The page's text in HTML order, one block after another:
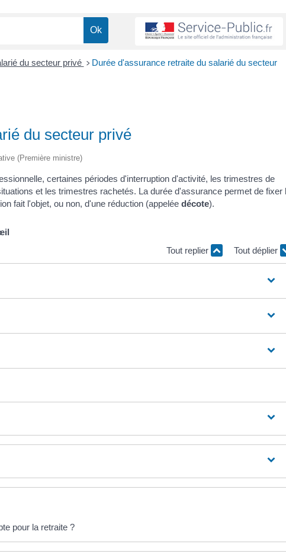
du secteur privé > Durée d'assurance retraite du salarié du secteur
du secteur privé
(Première ministre)
certaines périodes d'interruption d'activité, les trimestres de
et les trimestres rachetés. La durée d'assurance permet de fixer
fait l'objet, ou non, d'une réduction (appelée décote).
Tout replier
Tout déplier
pour la retraite ?